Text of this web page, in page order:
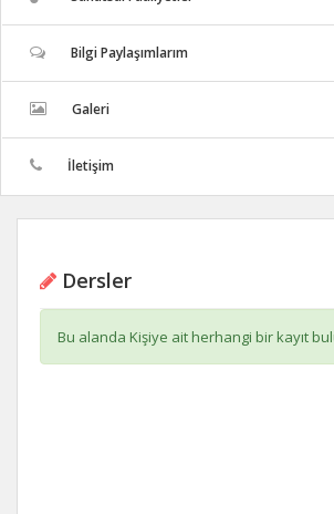
Bilgi Paylaşımlarım
Galeri
İletişim
Dersler
Bu alanda Kişiye ait herhangi bir kayıt